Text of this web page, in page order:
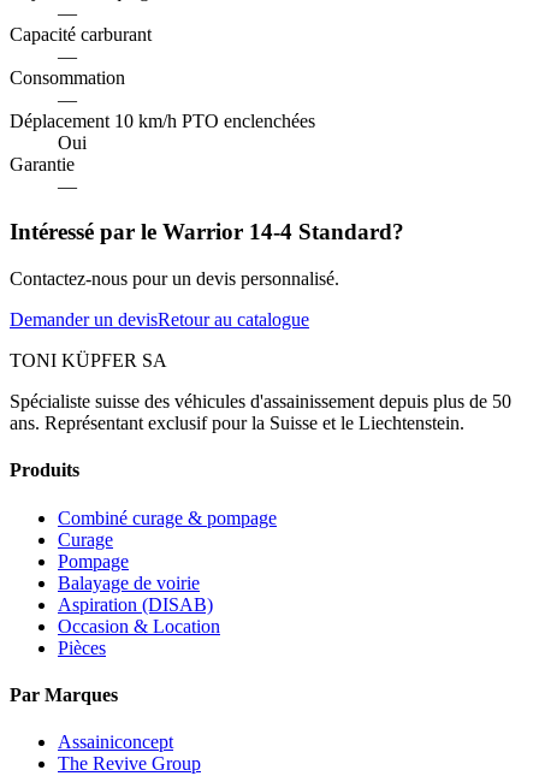
—
Capacité carburant
—
Consommation
—
Déplacement 10 km/h PTO enclenchées
Oui
Garantie
—
Intéressé par le Warrior 14-4 Standard?
Contactez-nous pour un devis personnalisé.
Demander un devisRetour au catalogue
TONI KÜPFER SA
Spécialiste suisse des véhicules d'assainissement depuis plus de 50
ans. Représentant exclusif pour la Suisse et le Liechtenstein.
Produits
Combiné curage & pompage
Curage
Pompage
Balayage de voirie
Aspiration (DISAB)
Occasion & Location
Pièces
Par Marques
Assainiconcept
The Revive Group